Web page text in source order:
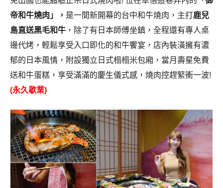
帝和牛燒肉」， 是一間新開幕的台中和牛燒肉，主打鹿兒
島直送黑毛和牛 ，除了有日本師傅坐鎮，全程還有專人桌
邊代烤，輕鬆享受入口即化的和牛饗宴，店內裝潢擁有濃
郁的日本風情，附設獨立日式榻榻米包廂，當月壽星免費
送和牛蛋糕，享受滿滿的慶生儀式感，燒肉控趕緊衝一波!
(永久歇業)